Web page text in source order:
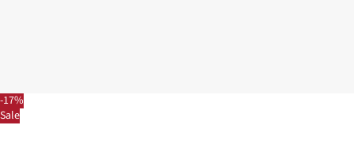
-17%
Sale